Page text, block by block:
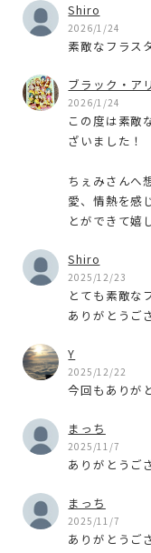
Shiro
2026/1/24
素敵なフラス
ブラック・ア
2026/1/24
この度は素敵
ざいました！
ちぇみさんへ
愛、情熱を感
とができて嬉
Shiro
2025/12/23
とても素敵な
ありがとうご
Y
2025/12/22
今回もありが
まっち
2025/11/7
ありがとうご
まっち
2025/11/7
ありがとうご